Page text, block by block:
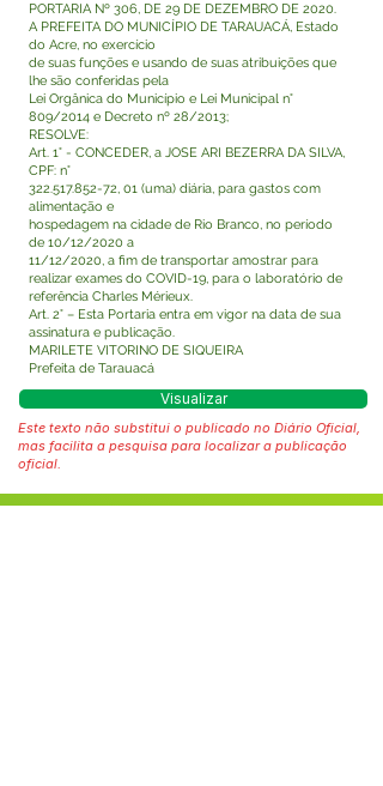
PORTARIA Nº 306, DE 29 DE DEZEMBRO DE 2020.
A PREFEITA DO MUNICÍPIO DE TARAUACÁ, Estado
do Acre, no exercício
de suas funções e usando de suas atribuições que
lhe são conferidas pela
Lei Orgânica do Município e Lei Municipal n°
809/2014 e Decreto nº 28/2013;
RESOLVE:
Art. 1° - CONCEDER, a JOSE ARI BEZERRA DA SILVA,
CPF: n°
322.517.852-72, 01 (uma) diária, para gastos com
alimentação e
hospedagem na cidade de Rio Branco, no período
de 10/12/2020 a
11/12/2020, a fim de transportar amostrar para
realizar exames do COVID-19, para o laboratório de
referência Charles Mérieux.
Art. 2° – Esta Portaria entra em vigor na data de sua
assinatura e publicação.
MARILETE VITORINO DE SIQUEIRA
Prefeita de Tarauacá
Visualizar
Este texto não substitui o publicado no Diário Oficial,
mas facilita a pesquisa para localizar a publicação
oficial.